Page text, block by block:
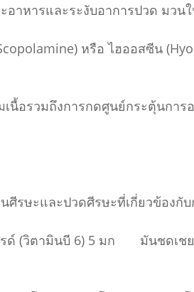
หารและระงับอาการปวด มวนใ
หรือ ไฮออสซีน
อรวมถึงการกดศูนย์กระตุ้นการ
ษะและปวดศีรษะที่เกี่ยวข้องกับ
ด์ (วิตามินบี 6) 5 มก มันชดเช